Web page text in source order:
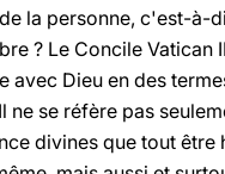
la personne, c'est-à-
? Le Concile Vatican
avec Dieu en des
ne se réfère pas
divines que tout être